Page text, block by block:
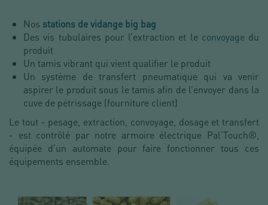
Nos stations de vidange big bag
Des vis tubulaires pour l’extraction et le convoyagedu
produit
Un tamis vibrant qui vient qualifier le produit
Un système de transfert pneumatique qui va venir
aspirer le produit sous le tamis afin de l’envoyer dans la
cuve de pétrissage (fourniture client)
Le tout - pesage, extraction, convoyage, dosage et transfert
- est contrôlé par notre armoire électrique Pal'Touch®,
équipée d’un automate pour faire fonctionner tous ces
équipements ensemble.